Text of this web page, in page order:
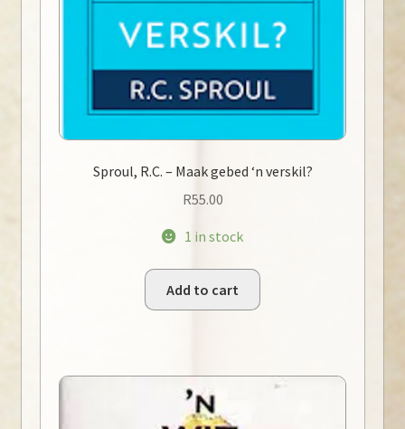
Sproul, R.C. – Maak gebed ‘n verskil?
R55.00
1 in stock
Add to cart